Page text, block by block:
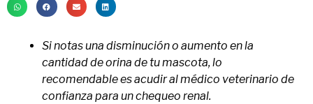
Si notas una disminución o aumento en la
cantidad de orina de tu mascota, lo
recomendable es acudir al médico veterinario de
confianza para un chequeo renal.